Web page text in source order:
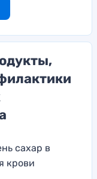
сахар в
крови